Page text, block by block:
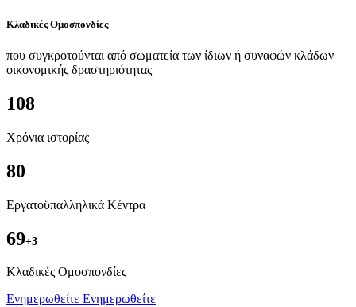
Κλαδικές Ομοσπονδίες
που συγκροτούνται από σωματεία των ίδιων ή συναφών κλάδων
οικονομικής δραστηριότητας
108
Χρόνια ιστορίας
80
Εργατοϋπαλληλικά Κέντρα
69+3
Kλαδικές Ομοσπονδίες
Ενημερωθείτε Ενημερωθείτε